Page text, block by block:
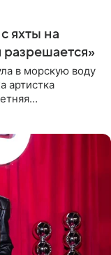
яхты на
в морскую воду
артистка